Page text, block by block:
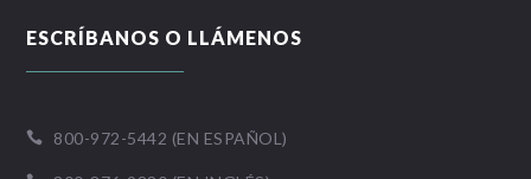
ESCRÍBANOS O LLÁMENOS
 800-972-5442 (EN ESPAÑOL)